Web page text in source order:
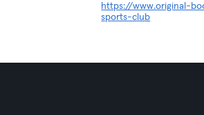
https://www.original-
sports-club